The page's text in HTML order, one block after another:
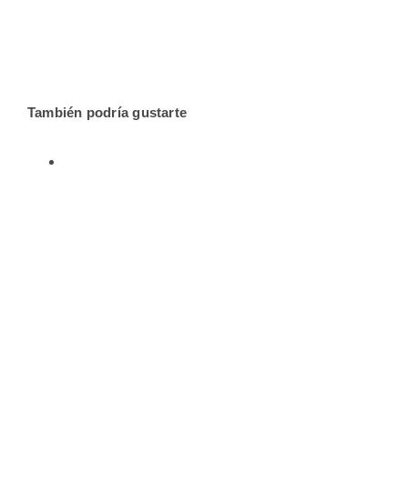
También podría gustarte